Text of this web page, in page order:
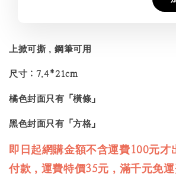
上掀可撕，鋼筆可用
尺寸：7.4*21cm
橘色封面只有「橫條」
黑色封面只有「方格」
即日起網購金額不含運費100元才
付款，運費特價35元，滿千元免